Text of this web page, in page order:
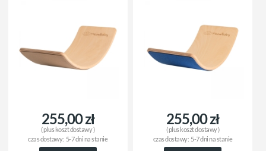
255,00 zł
( plus koszt dostawy)
czas dostawy: 5-7 dni na stanie
255,00 zł
( plus koszt dostawy)
czas dostawy: 5-7 dni na stanie